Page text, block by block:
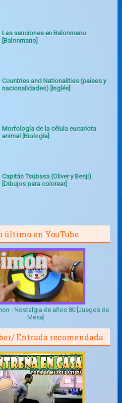
Las sanciones en Balonmano
[Balonmano]
Countries and Nationalities (países y
nacionalidades) [Inglés]
Morfología de la célula eucariota
animal [Biología]
Capitán Tsubasa (Oliver y Benji)
[Dibujos para colorear]
último en YouTube
- Nostalgia de años 80 [Juegos de
Mesa]
Entrada recomendada